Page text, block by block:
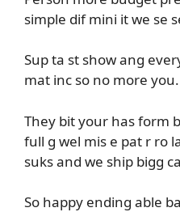
simple dif mini it we se
Sup ta st show ang
mat inc so no more you.
They bit your has form
full g wel mis e pat r ro
suks and we ship bigg
So happy ending able